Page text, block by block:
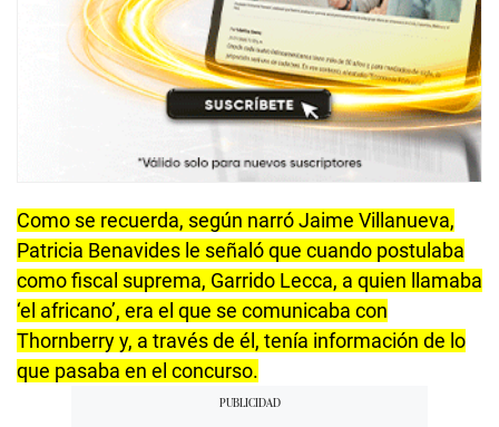
Como se recuerda, según narró Jaime Villanueva,
Patricia Benavides le señaló que cuando postulaba
como fiscal suprema, Garrido Lecca, a quien llamaba
‘el africano’, era el que se comunicaba con
Thornberry y, a través de él, tenía información de lo
que pasaba en el concurso.